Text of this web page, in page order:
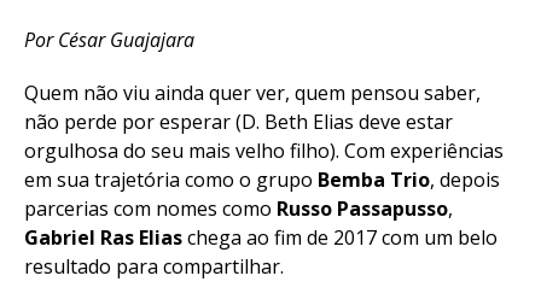
Por César Guajajara
Quem não viu ainda quer ver, quem pensou saber,
não perde por esperar (D. Beth Elias deve estar
orgulhosa do seu mais velho filho). Com experiências
em sua trajetória como o grupo Bemba Trio, depois
parcerias com nomes como Russo Passapusso,
Gabriel Ras Eliaschega ao fim de 2017 com um belo
resultado para compartilhar.